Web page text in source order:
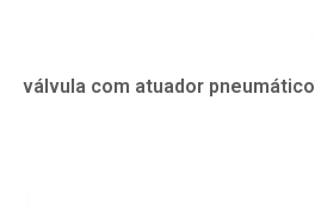
válvula com atuador pneumático